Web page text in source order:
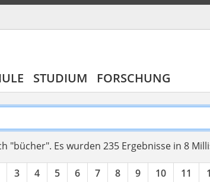
STUDIUM FORSCHUNG
"bücher". Es wurden 235 Ergebnisse in 8
3 4 5 6 7 8 9 10 11